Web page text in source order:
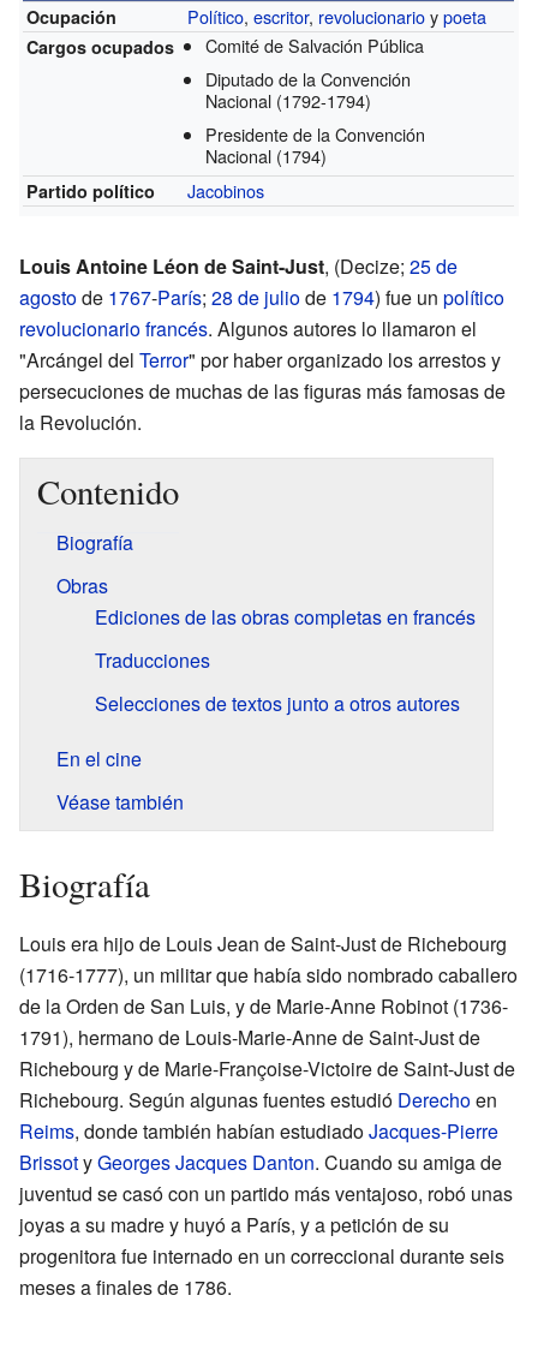
Ocupación
Político,escritor, revolucionarioypoeta
Cargos ocupados
Comité de Salvación Pública
Diputado de la Convención
Nacional (1792-1794)
Presidente de la Convención
Nacional (1794)
Partido político Jacobinos
Louis Antoine Léon de Saint-Just, (Decize; 25 de
agostode 1767-París; 28 de juliode 1794) fue un político
revolucionariofrancés. Algunos autores lo llamaron el
"Arcángel del Terror" por haber organizado los arrestos y
persecuciones de muchas de las figuras más famosas de
la Revolución.
Contenido
Biografía
Obras
Ediciones de las obras completas en francés
Traducciones
Selecciones de textos junto a otros autores
En el cine
Véase también
Biografía
Louis era hijo de Louis Jean de Saint-Just de Richebourg
(1716-1777), un militar que había sido nombrado caballero
de la Orden de San Luis, y de Marie-Anne Robinot (1736-
1791), hermano de Louis-Marie-Anne de Saint-Just de
Richebourg y de Marie-Françoise-Victoire de Saint-Just de
Richebourg. Según algunas fuentes estudió Derechoen
Reims, donde también habían estudiadoJacques-Pierre
BrissotyGeorges Jacques Danton. Cuando su amiga de
juventud se casó con un partido más ventajoso, robó unas
joyas a su madre y huyó a París, y a petición de su
progenitora fue internado en un correccional durante seis
meses a finales de 1786.